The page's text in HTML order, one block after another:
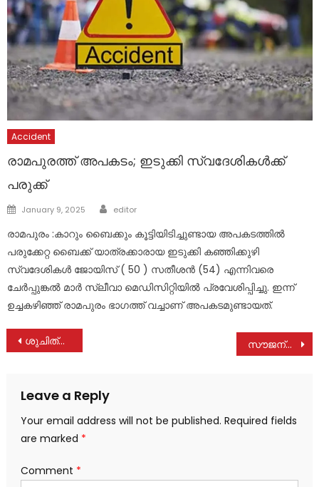
Accident
രാമപുരത്ത് അപകടം; ഇടുക്കി സ്വദേശികൾക്ക്
പരുക്ക്
Posted
January 9, 2025 Author
editor
രാമപുരം :കാറും ബൈക്കും കൂട്ടിയിടിച്ചുണ്ടായ അപകടത്തിൽ
പരുക്കേറ്റ ബൈക്ക് യാത്രക്കാരായ ഇടുക്കി കഞ്ഞിക്കുഴി
സ്വദേശികൾ ജോയിസ് ( 50 ) സതീശൻ (54) എന്നിവരെ
ചേർപ്പുങ്കൽ മാർ സ്ലീവാ മെഡിസിറ്റിയിൽ പ്രവേശിപ്പിച്ചു. ഇന്ന്
ഉച്ചകഴിഞ്ഞ് രാമപുരം ഭാഗത്ത് വച്ചാണ് അപകടമുണ്ടായത്.
Post
ശുചിത്വത്തിന് ഈരാറ്റുപേട്ടയിൽ 1600 വിദ്യാർത്ഥികൾ ജനപ്രതിനിധികളോട് സംവദിക്കും സൗജന്യ രക്ത​ഗ്രൂപ്പ് നിർണയ ക്യാമ്പുകൾക്ക് തുടക്കമായി
Leave a Reply
Your email address will not be published. Required fields
are marked *
Comment *